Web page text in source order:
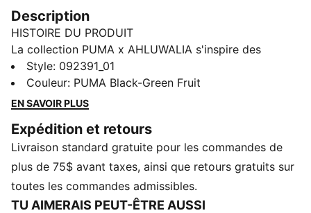
Description
HISTOIRE DU PRODUIT
La collection PUMA x AHLUWALIA s'inspire des
origines indo-nigérianes de Priya Ahluwalia et de son
approche riche et narrative du design. Alliant
références au soccer, couleurs vives, motifs audacieux
faire artisanal d'une manière personnelle et
expressive. Le sac de voyage PUMA x AHLUWALIA
Micro 1L réinvente la silhouette emblématique du sac
de voyage dans un format compact. Portez-le en
bandoulière ou par les poignées lors de vos sorties en
Style: 092391_01
Couleur: PUMA Black-Green Fruit
EN SAVOIR PLUS
Expédition et retours
Livraison standard gratuite pour les commandes de
plus de 75$ avant taxes, ainsi que retours gratuits sur
toutes les commandes admissibles.
TU AIMERAIS PEUT-ÊTRE AUSSI